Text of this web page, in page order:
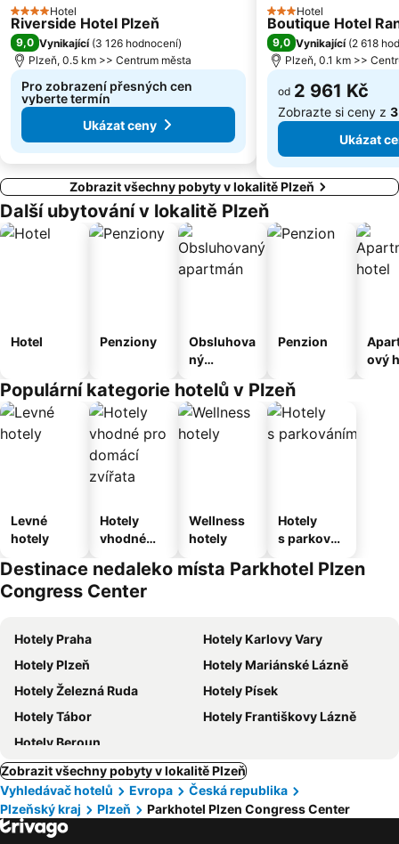
4 Počet hvězdiček
Hotel
Riverside Hotel Plzeň
9,0 Vynikající (3 126 hodnocení)
Plzeň, 0.5 km >> Centrum města
Pro zobrazení přesných cen
vyberte termín
Ukázat ceny
3 Počet hvězdiček
Hotel
Boutique Hotel
9,0 Vynikající (2 618
Plzeň, 0.1 km >>
od 2 961 Kč
Zobrazte si ceny z
Ukázat
Zobrazit všechny pobyty v lokalitě Plzeň
Další ubytování v lokalitě Plzeň
Hotel Penziony
Obsluhova
ný
Penzion
ový
Populární kategorie hotelů v Plzeň
Levné
hotely
Hotely
vhodné
domácí
zvířata
Wellness
hotely
Hotely
s parkován
Destinace nedaleko místa Parkhotel Plzen
Congress Center
Hotely Praha
Hotely Karlovy Vary
Hotely Plzeň
Hotely Mariánské Lázně
Hotely Železná Ruda
Hotely Písek
Hotely Tábor
Hotely Františkovy Lázně
Hotely Beroun
Zobrazit všechny pobyty v lokalitě Plzeň
Vyhledávač hotelů
Evropa
Česká republika
Plzeňský kraj
Plzeň Parkhotel Plzen Congress Center